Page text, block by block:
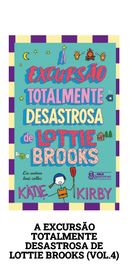
A EXCURSÃO
TOTALMENTE
DESASTROSA DE
LOTTIE BROOKS (VOL.4)